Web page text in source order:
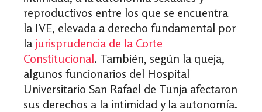
reproductivos entre los que se encuentra
la IVE, elevada a derecho fundamental por
la jurisprudencia de la Corte
Constitucional. También, según la queja,
algunos funcionarios del Hospital
Universitario San Rafael de Tunja afectaron
sus derechos a la intimidad y la autonomía.